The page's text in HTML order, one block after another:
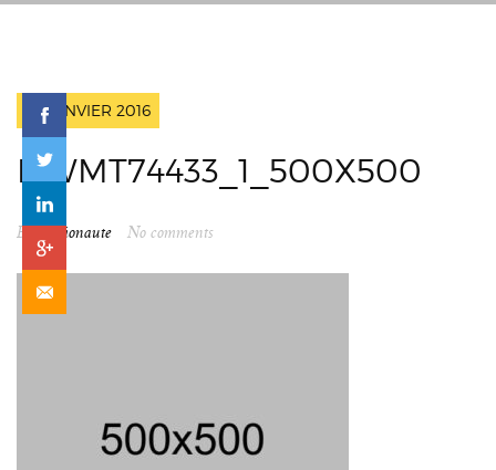
18 JANVIER 2016
DWMT74433_1_500X500
By spationaute No comments